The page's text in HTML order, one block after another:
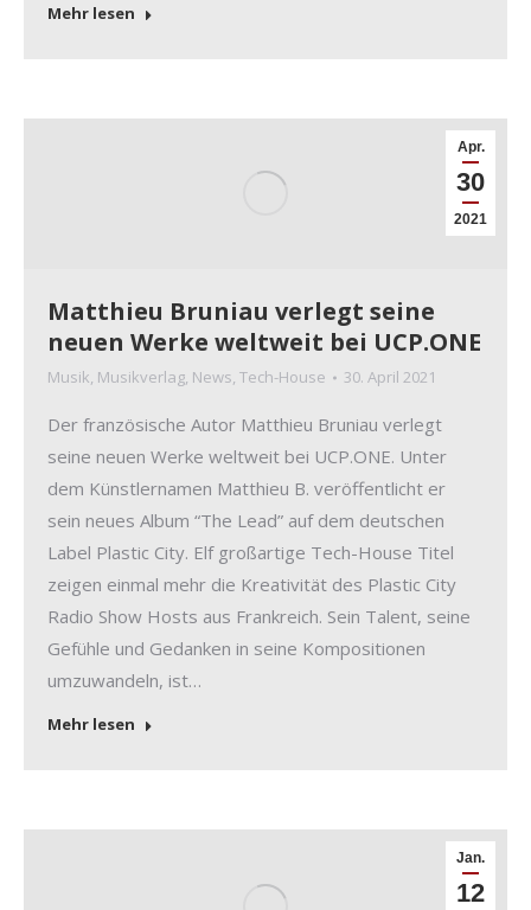
Mehr lesen
Apr.
30
2021
Matthieu Bruniau verlegt seine
neuen Werke weltweit bei UCP.ONE
Musik, Musikverlag, News, Tech-House 30. April 2021
Der französische Autor Matthieu Bruniau verlegt
seine neuen Werke weltweit bei UCP.ONE. Unter
dem Künstlernamen Matthieu B. veröffentlicht er
sein neues Album “The Lead” auf dem deutschen
Label Plastic City. Elf großartige Tech-House Titel
zeigen einmal mehr die Kreativität des Plastic City
Radio Show Hosts aus Frankreich. Sein Talent, seine
Gefühle und Gedanken in seine Kompositionen
umzuwandeln, ist…
Mehr lesen
Jan.
12